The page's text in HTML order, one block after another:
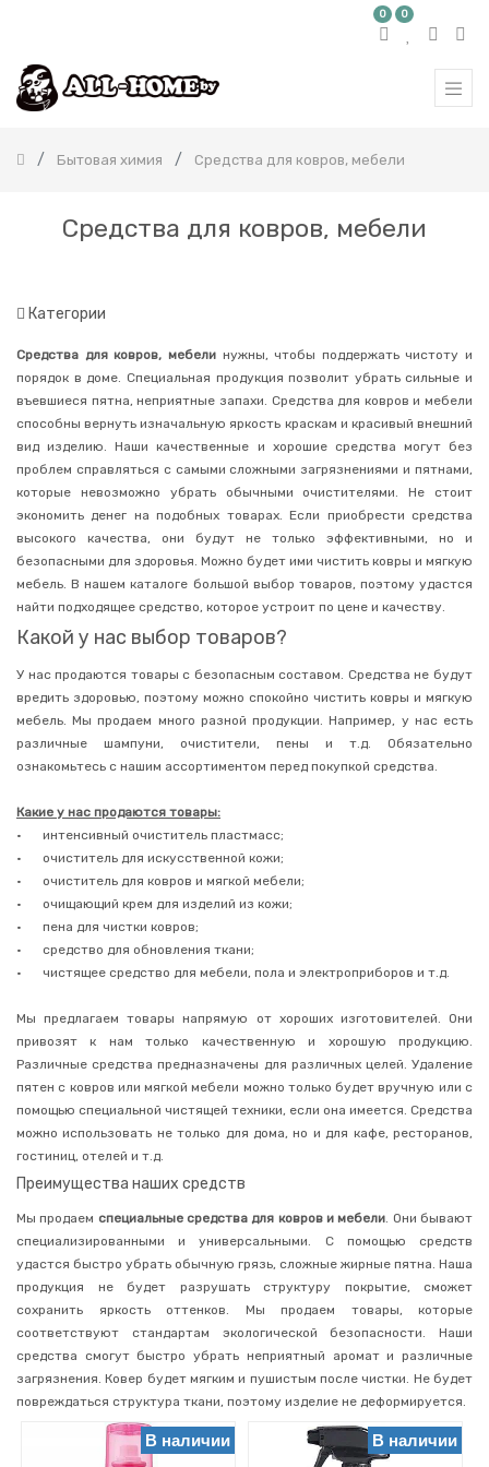
0 0
Бытовая химия Средства для ковров, мебели
Средства для ковров, мебели
Категории
ТОВАРОВ
Бытовая
Корейская
бытовая
химия
Средства
для
стирки
Чистящие
средства
для
дома
Средства
для
бытовой
техники
Краска
для
ткани
Средства
для
машин
Средства
для
мытья
посуды
для
чистки
стекол
Освежители
Поглотители
запаха
для
Освежители
для
унитаза
Для
автомобиля
Средства
для
дачного
туалета
Средства
против
насекомых
Средства
для
ковров,
мебели
Полироли
Пятновыводители,
шампуни
Средства для ковров, мебелинужны, чтобы поддержать чистоту и
порядок в доме. Специальная продукция позволит убрать сильные и
въевшиеся пятна, неприятные запахи. Средства для ковров и мебели
способны вернуть изначальную яркость краскам и красивый внешний
вид изделию. Наши качественные и хорошие средства могут без
проблем справляться с самыми сложными загрязнениями и пятнами,
которые невозможно убрать обычными очистителями. Не стоит
экономить денег на подобных товарах. Если приобрести средства
высокого качества, они будут не только эффективными, но и
безопасными для здоровья. Можно будет ими чистить ковры и мягкую
мебель. В нашем каталоге большой выбор товаров, поэтому удастся
найти подходящее средство, которое устроит по цене и качеству.
Какой у нас выбор товаров?
У нас продаются товары с безопасным составом. Средства не будут
вредить здоровью, поэтому можно спокойно чистить ковры и мягкую
мебель. Мы продаем много разной продукции. Например, у нас есть
различные шампуни, очистители, пены и т.д. Обязательно
ознакомьтесь с нашим ассортиментом перед покупкой средства.
Какие у нас продаются товары:
•
интенсивный очиститель пластмасс;
•
очиститель для искусственной кожи;
•
очиститель для ковров и мягкой мебели;
•
очищающий крем для изделий из кожи;
•
пена для чистки ковров;
•
средство для обновления ткани;
•
чистящее средство для мебели, пола и электроприборов и т.д.
Мы предлагаем товары напрямую от хороших изготовителей. Они
привозят к нам только качественную и хорошую продукцию.
Различные средства предназначены для различных целей. Удаление
пятен с ковров или мягкой мебели можно только будет вручную или с
помощью специальной чистящей техники, если она имеется. Средства
можно использовать не только для дома, но и для кафе, ресторанов,
гостиниц, отелей и т.д.
Преимущества наших средств
Мы продаем специальные средства для ковров и мебели. Они бывают
специализированными и универсальными. С помощью средств
удастся быстро убрать обычную грязь, сложные жирные пятна. Наша
продукция не будет разрушать структуру покрытие, сможет
сохранить яркость оттенков. Мы продаем товары, которые
соответствуют стандартам экологической безопасности. Наши
средства смогут быстро убрать неприятный аромат и различные
загрязнения. Ковер будет мягким и пушистым после чистки. Не будет
повреждаться структура ткани, поэтому изделие не деформируется.
В наличии В наличии